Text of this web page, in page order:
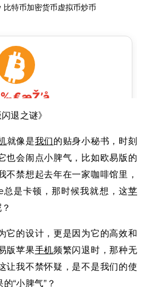
比特币加密货币虚拟币炒币
退之谜》
就像是我们的贴身小秘书，时刻
也会闹点小脾气，比如欧易版的
不禁想起去年在一家咖啡馆里，
是卡顿，那时候我就想，这苹
它的设计，更是因为它的高效和
版苹果手机频繁闪退时，那种无
让我不禁怀疑，是不是我们的使
“小脾气”？